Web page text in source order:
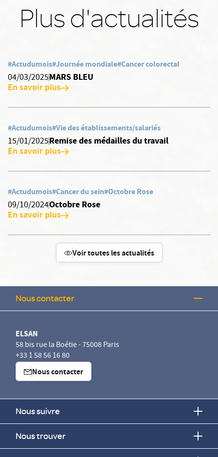
Plus d'actualités
#Actudumois#Journée mondiale#Cancer colorectal
04/03/2025MARS BLEU
En savoir plus
#Actudumois#Vie des établissements/salariés
15/01/2025Remise des médailles du travail
En savoir plus
#Actudumois#Cancer du sein#Octobre Rose
09/10/2024Octobre Rose
En savoir plus
Voir toutes les actualités
Nous contacter
ELSAN
58 bis rue la Boétie - 75008 Paris
+33 1 58 56 16 80
Nous contacter
Nous suivre
Nous trouver